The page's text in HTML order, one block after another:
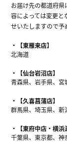
お届け先の都道府県
容によっては変更と
せいたしますので予
【東雁来店】
北海道
【仙台岩沼店】
青森県、岩手県、
【久喜菖蒲店】
群馬県、埼玉県、
【東府中店・横浜
千葉県、東京都、神